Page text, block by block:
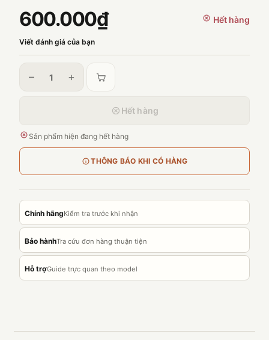
600.000₫ Hết hàng
Viết đánh giá của bạn
– +
Hết hàng
Sản phẩm hiện đang hết hàng
THÔNG BÁO KHI CÓ HÀNG
Chính hãngKiểm tra trước khi nhận
Bảo hànhTra cứu đơn hàng thuận tiện
Hỗ trợGuide trực quan theo model